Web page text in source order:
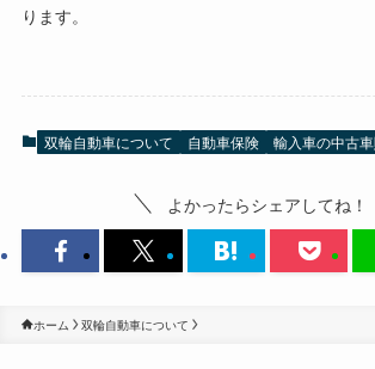
ります。
双輪自動車について 自動車保険 輸入車の中古
よかったらシェアしてね！
ホーム 双輪自動車について